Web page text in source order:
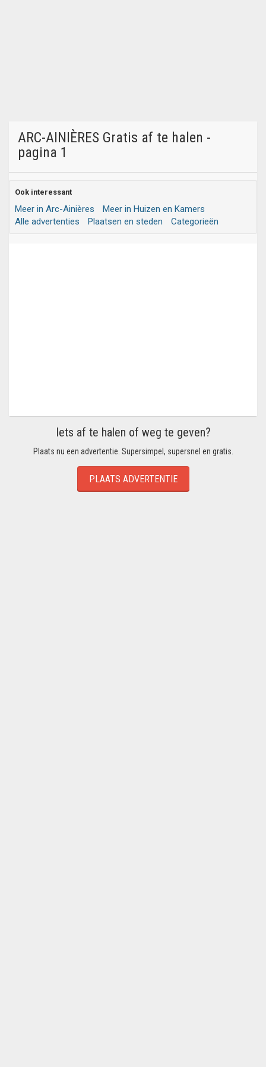
ARC-AINIÈRES Gratis af te halen -
pagina 1
Ook interessant
Meer in Arc-Ainières
Meer in Huizen en Kamers
Alle advertenties
Plaatsen en steden Categorieën
Iets af te halen of weg te geven?
Plaats nu een advertentie. Supersimpel, supersnel en gratis.
PLAATS ADVERTENTIE